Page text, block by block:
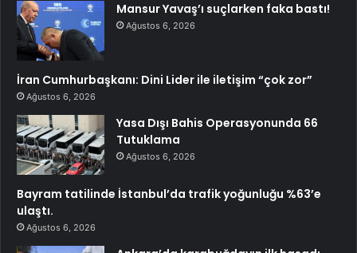
Mansur Yavaş’ı suçlarken faka bastı!
Ağustos 6, 2026
İran Cumhurbaşkanı: Dini Lider ile iletişim “çok zor”
Ağustos 6, 2026
Yasa Dışı Bahis Operasyonunda 66
Tutuklama
Ağustos 6, 2026
Bayram tatilinde İstanbul’da trafik yoğunluğu %63’e
ulaştı.
Ağustos 6, 2026